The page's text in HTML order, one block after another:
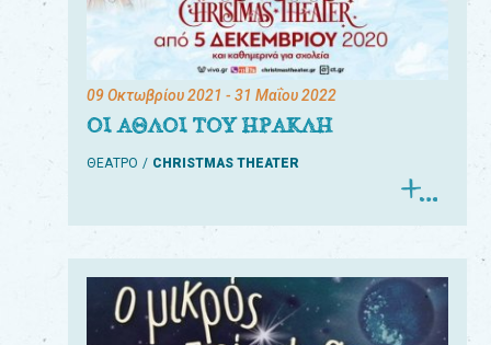
09 Οκτωβρίου 2021 - 31 Μαΐου 2022
ΟΙ ΑΘΛΟΙ ΤΟΥ ΗΡΑΚΛΗ
ΘΕΑΤΡΟ CHRISTMAS THEATER